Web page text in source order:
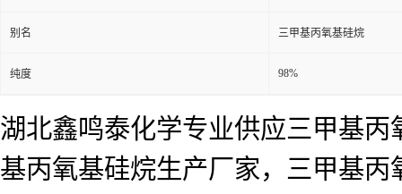
别名 三甲基丙氧基硅烷
纯度 98%
湖北鑫鸣泰化学专业供应三甲基
基丙氧基硅烷生产厂家，三甲基